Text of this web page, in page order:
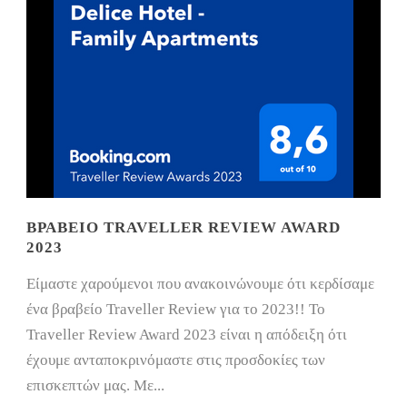
ΒΡΑΒΕΊΟ TRAVELLER REVIEW AWARD
2023
Είμαστε χαρούμενοι που ανακοινώνουμε ότι κερδίσαμε
ένα βραβείο Traveller Review για το 2023!! Το
Traveller Review Award 2023 είναι η απόδειξη ότι
έχουμε ανταποκρινόμαστε στις προσδοκίες των
επισκεπτών μας. Με...